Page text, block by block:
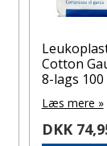
Cotton
8-lags 100
Læs mere »
DKK